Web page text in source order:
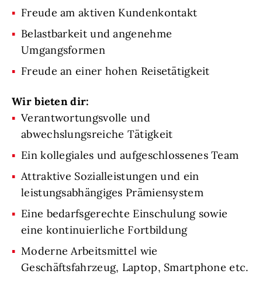
Freude am aktiven Kundenkontakt
Belastbarkeit und angenehme
Umgangsformen
Freude an einer hohen Reisetätigkeit
Wir bieten dir:
Verantwortungsvolle und
abwechslungsreiche Tätigkeit
Ein kollegiales und aufgeschlossenes Team
Attraktive Sozialleistungen und ein
leistungsabhängiges Prämiensystem
Eine bedarfsgerechte Einschulung sowie
eine kontinuierliche Fortbildung
Moderne Arbeitsmittel wie
Geschäftsfahrzeug, Laptop, Smartphone etc.